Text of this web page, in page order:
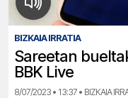
BIZKAIA IRRATIA
Sareetan
BBK Live
8/07/2023 • 13:37 • BIZKAIA